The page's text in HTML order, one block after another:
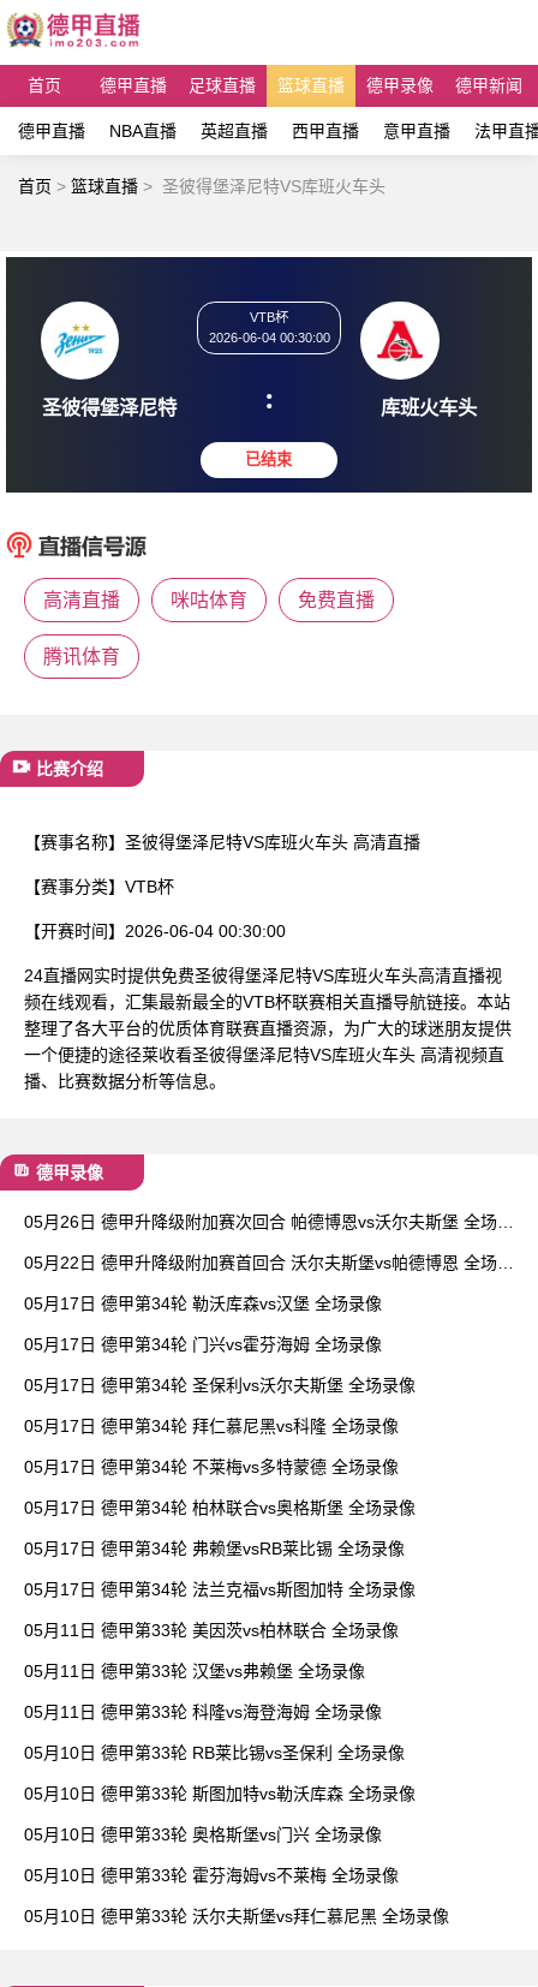
首页 德甲直播 足球直播 篮球直播 德甲录像 德甲新闻
德甲直播 NBA直播 英超直播 西甲直播 意甲直播 法甲直
首页 > 篮球直播 > 圣彼得堡泽尼特VS库班火车头
圣彼得堡泽尼特
2026-06-04 00:30:00
: 库班
高清直播 咪咕体育 免费直播
腾讯体育
比赛介绍
【赛事名称】 圣彼得堡泽尼特VS库班火车头 高清直播
【赛事分类】 VTB杯
【开赛时间】 2026-06-04 00:30:00
24直播网实时提供免费圣彼得堡泽尼特VS库班火车头高清直播视
频在线观看，汇集最新最全的VTB杯联赛相关直播导航链接。本站
整理了各大平台的优质体育联赛直播资源，为广大的球迷朋友提供
一个便捷的途径莱收看圣彼得堡泽尼特VS库班火车头 高清视频直
播、比赛数据分析等信息。
德甲录像
05月26日 德甲升降级附加赛次回合 帕德博恩vs沃尔夫斯堡 全场录
05月22日 德甲升降级附加赛首回合 沃尔夫斯堡vs帕德博恩 全场录
05月17日 德甲第34轮 勒沃库森vs汉堡 全场录像
05月17日 德甲第34轮 门兴vs霍芬海姆 全场录像
05月17日 德甲第34轮 圣保利vs沃尔夫斯堡 全场录像
05月17日 德甲第34轮 拜仁慕尼黑vs科隆 全场录像
05月17日 德甲第34轮 不莱梅vs多特蒙德 全场录像
05月17日 德甲第34轮 柏林联合vs奥格斯堡 全场录像
05月17日 德甲第34轮 弗赖堡vsRB莱比锡 全场录像
05月17日 德甲第34轮 法兰克福vs斯图加特 全场录像
05月11日 德甲第33轮 美因茨vs柏林联合 全场录像
05月11日 德甲第33轮 汉堡vs弗赖堡 全场录像
05月11日 德甲第33轮 科隆vs海登海姆 全场录像
05月10日 德甲第33轮 RB莱比锡vs圣保利 全场录像
05月10日 德甲第33轮 斯图加特vs勒沃库森 全场录像
05月10日 德甲第33轮 奥格斯堡vs门兴 全场录像
05月10日 德甲第33轮 霍芬海姆vs不莱梅 全场录像
05月10日 德甲第33轮 沃尔夫斯堡vs拜仁慕尼黑 全场录像